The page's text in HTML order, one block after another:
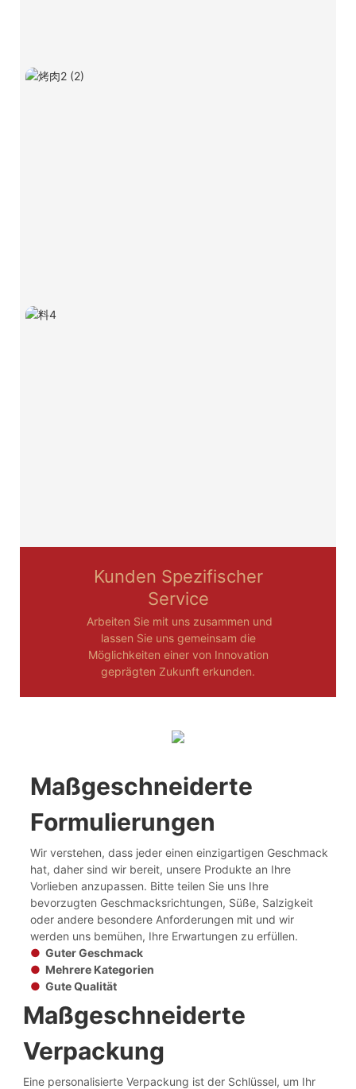
Kunden Spezifischer
Service
Arbeiten Sie mit uns zusammen und
lassen Sie uns gemeinsam die
Möglichkeiten einer von Innovation
geprägten Zukunft erkunden.
Maßgeschneiderte
Formulierungen
Wir verstehen, dass jeder einen einzigartigen Geschmack
hat, daher sind wir bereit, unsere Produkte an Ihre
Vorlieben anzupassen. Bitte teilen Sie uns Ihre
bevorzugten Geschmacksrichtungen, Süße, Salzigkeit
oder andere besondere Anforderungen mit und wir
werden uns bemühen, Ihre Erwartungen zu erfüllen.
● Guter Geschmack
● Mehrere Kategorien
● Gute Qualität
Maßgeschneiderte
Verpackung
Eine personalisierte Verpackung ist der Schlüssel, um Ihr